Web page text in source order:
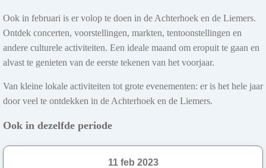
Ook in februari is er volop te doen in de Achterhoek en de Liemers.
Ontdek concerten, voorstellingen, markten, tentoonstellingen en
andere culturele activiteiten. Een ideale maand om eropuit te gaan en
alvast te genieten van de eerste tekenen van het voorjaar.
Van kleine lokale activiteiten tot grote evenementen: er is het hele jaar
door veel te ontdekken in de Achterhoek en de Liemers.
Ook in dezelfde periode
11 feb 2023